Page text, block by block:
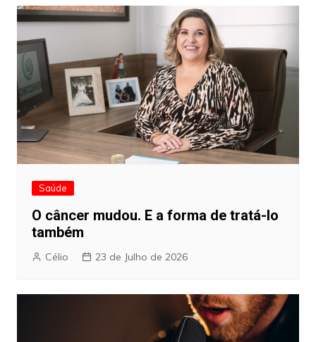
Saúde
O câncer mudou. E a forma de tratá-lo
também
Célio 23 de Julho de 2026